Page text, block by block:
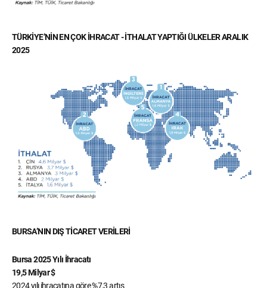
TÜRKİYE’NİN EN ÇOK İHRACAT - İTHALAT YAPTIĞI ÜLKELER ARALIK
2025
BURSA’NIN DIŞ TİCARET VERİLERİ
Bursa 2025 Yılı İhracatı
19,5 Milyar $
2024 yılı ihracatına göre %7,3 artış